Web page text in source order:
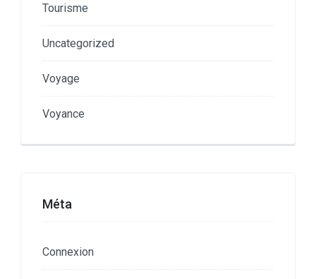
Tourisme
Uncategorized
Voyage
Voyance
Méta
Connexion